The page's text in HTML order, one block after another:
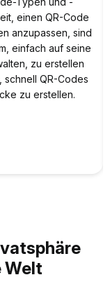
einen QR-Code
anzupassen, sind
einfach auf seine
zu erstellen
schnell QR-Codes
zu erstellen.
Welt